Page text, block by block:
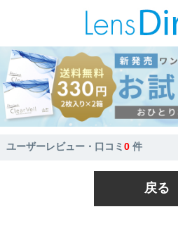
ユーザーレビュー・口コミ0 件
戻る